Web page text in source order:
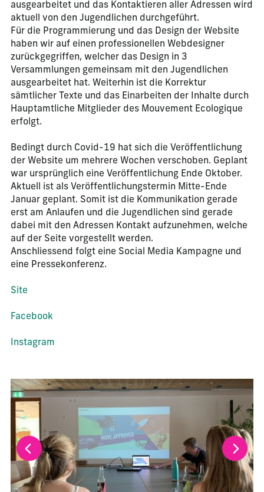
ausgearbeitet und das Kontaktieren aller Adressen wird
aktuell von den Jugendlichen durchgeführt.
Für die Programmierung und das Design der Website
haben wir auf einen professionellen Webdesigner
zurückgegriffen, welcher das Design in 3
Versammlungen gemeinsam mit den Jugendlichen
ausgearbeitet hat. Weiterhin ist die Korrektur
sämtlicher Texte und das Einarbeiten der Inhalte durch
Hauptamtliche Mitglieder des Mouvement Ecologique
erfolgt.
Bedingt durch Covid-19 hat sich die Veröffentlichung
der Website um mehrere Wochen verschoben. Geplant
war ursprünglich eine Veröffentlichung Ende Oktober.
Aktuell ist als Veröffentlichungstermin Mitte-Ende
Januar geplant. Somit ist die Kommunikation gerade
erst am Anlaufen und die Jugendlichen sind gerade
dabei mit den Adressen Kontakt aufzunehmen, welche
auf der Seite vorgestellt werden.
Anschliessend folgt eine Social Media Kampagne und
eine Pressekonferenz.
Site
Facebook
Instagram
La modification de la diapositive actuelle de ce